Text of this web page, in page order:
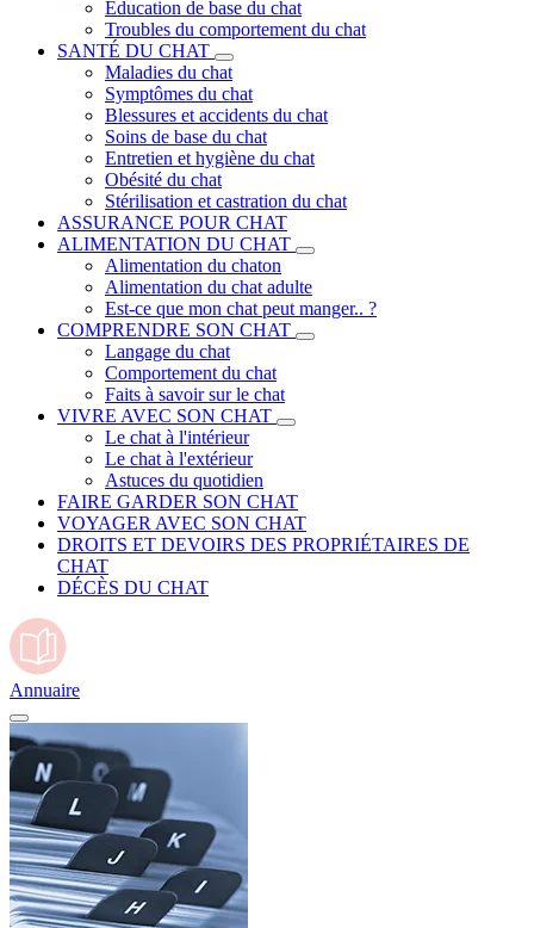
Education de base du chat
Troubles du comportement du chat
SANTÉ DU CHAT
Maladies du chat
Symptômes du chat
Blessures et accidents du chat
Soins de base du chat
Entretien et hygiène du chat
Obésité du chat
Stérilisation et castration du chat
ASSURANCE POUR CHAT
ALIMENTATION DU CHAT
Alimentation du chaton
Alimentation du chat adulte
Est-ce que mon chat peut manger.. ?
COMPRENDRE SON CHAT
Langage du chat
Comportement du chat
Faits à savoir sur le chat
VIVRE AVEC SON CHAT
Le chat à l'intérieur
Le chat à l'extérieur
Astuces du quotidien
FAIRE GARDER SON CHAT
VOYAGER AVEC SON CHAT
DROITS ET DEVOIRS DES PROPRIÉTAIRES DE
CHAT
DÉCÈS DU CHAT
Annuaire